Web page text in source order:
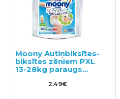
Moony Autiņbiksītes-
biksītes zēniem PXL
13-28kg paraugs
2.49€